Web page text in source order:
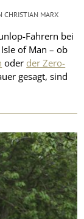
Fahrern bei
of Man – ob
oder der Zero-
gesagt, sind
CHRISTIAN MARX